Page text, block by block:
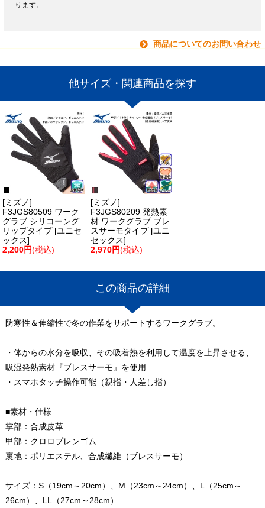
ります。
商品についてのお問い合わせ
他サイズ・関連商品を探す
[ミズノ]
F3JGS80509 ワーク
グラブ シリコーング
リップタイプ [ユニセ
ックス]
2,200円(税込)
[ミズノ]
F3JGS80209 発熱素
材 ワークグラブ ブレ
スサーモタイプ [ユニ
セックス]
2,970円(税込)
この商品の詳細
防寒性＆伸縮性で冬の作業をサポートするワークグラブ。
・体からの水分を吸収、その吸着熱を利用して温度を上昇させる、
吸湿発熱素材『ブレスサーモ』を使用
・スマホタッチ操作可能（親指・人差し指）
■素材・仕様
掌部：合成皮革
甲部：クロロプレンゴム
裏地：ポリエステル、合成繊維（ブレスサーモ）
サイズ：S（19cm～20cm）、M（23cm～24cm）、L（25cm～
26cm）、LL（27cm～28cm）